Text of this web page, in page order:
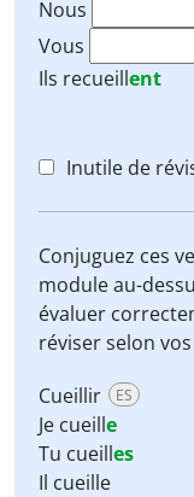
Nous
Vous
Ils recueillent
Inutile de
Conjuguez ces
module au-
évaluer
réviser selon
Cueillir
ES
Je cueille
Tu cueilles
Il cueille